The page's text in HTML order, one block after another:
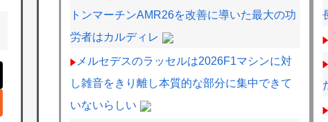
トンマーチンAMR26を改善に導いた最大の功
労者はカルディレ
メルセデスのラッセルは2026F1マシンに対
し雑音をきり離し本質的な部分に集中できて
いないらしい